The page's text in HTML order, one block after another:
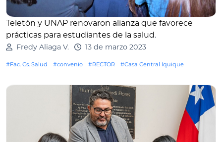
Teletón y UNAP renovaron alianza que favorece
prácticas para estudiantes de la salud.
Fredy Aliaga V. 13 de marzo 2023
#Fac. Cs. Salud #convenio #RECTOR #Casa Central Iquique